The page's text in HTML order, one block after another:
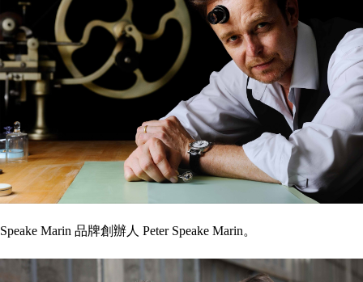
Speake Marin 品牌創辦人 Peter Speake Marin。